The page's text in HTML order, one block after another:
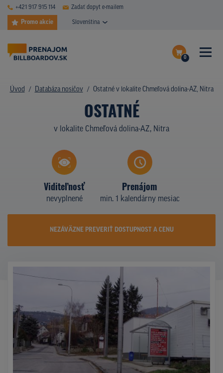
+421 917 915 114 Zadať dopyt e-mailem
Promo akcie Slovenština
0
Dokončiť dopyt
Zobraziť nosiče na mape
DATABÁZA NOSIČOV
PLOCHY V AKCII
TYPY NOSIČOV
Z PRAXE
Úvod Databáza nosičov Ostatné v lokalite Chmeľová dolina-AZ, Nitra
OSTATNÉ
v lokalite Chmeľová dolina-AZ, Nitra
Viditeľnosť
nevyplnené
Prenájom
min. 1 kalendárny mesiac
NEZÁVÄZNE PREVERIŤ DOSTUPNOST A CENU